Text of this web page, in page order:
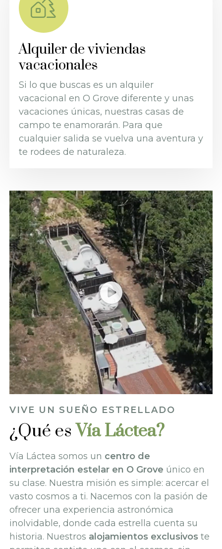
Alquiler de viviendas
vacacionales
Si lo que buscas es un alquiler
vacacional en O Grove diferente y unas
vacaciones únicas, nuestras casas de
campo te enamorarán. Para que
cualquier salida se vuelva una aventura y
te rodees de naturaleza.
VIVE UN SUEÑO ESTRELLADO
¿Qué esVía Láctea?
Vía Láctea somos un centro de
interpretación estelar en O Grove único en
su clase. Nuestra misión es simple: acercar el
vasto cosmos a ti. Nacemos con la pasión de
ofrecer una experiencia astronómica
inolvidable, donde cada estrella cuenta su
historia. Nuestros alojamientos exclusivoste